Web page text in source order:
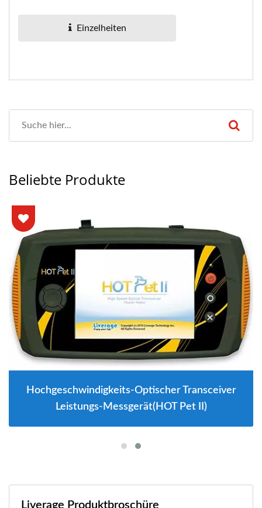
Einzelheiten
Beliebte Produkte
Hochgeschwindigkeits-Optischer Transceiver
Leistungs-Messgerät(HOT Pet II)
Liverage Produktbroschüre